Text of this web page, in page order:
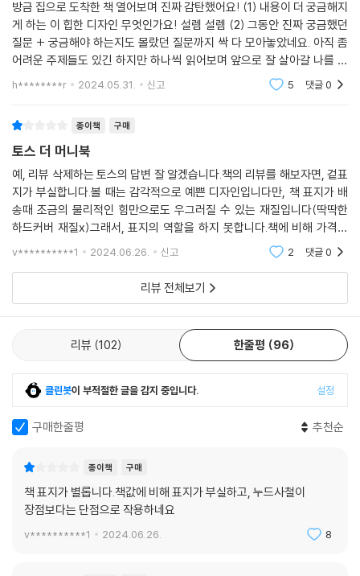
이 밀집돼 있는지를 측정하는 지표이다. 용적률이 높으면 그만큼 빼곡히
아파트가 들어서 있어서 조망권을 갖기 어렵다는 뜻이고, 보통 200% 중
반대가 적당하다고 여겨진다.
세 번째는 층수를 확인한다. 일반적으로 전체 층수의 70~90% 안에 있는
층을 로얄층이라고 한다. 예를 들어 총 20층이라면 14~18층이 로얄층인
도 늘고 있다고 한다. 다만 꼭대기 층의 경우, 천장이 외부와 맞닿아 있어
겨울에 결로가 생기는 등 하자가 있을 수 있다. 그만큼 다른 층보다 가격이
조금 낮게 책정되기도 한다. 이 밖에 누수, 곰팡이, 수압, 난방 등을 기본적
으로 확인하는 것이 좋다.
--- 「‘Q54. 실거주하기 좋은 집은 어떻게 골라야 할까?’」 중에서
해당 매물의 주소를 안다면, 디스코, KB부동산 등 실거래가 정보를 제공하
는 서비스에서 시세를 확인할 수 있다. 이곳에서 해당 부동산 또는 인접 부
동산의 매매와 전월세 실거래가를 확인할 수 있다. 여기서 강조하고 싶은
부분은 전월세 시세뿐 아니라 해당 부동산의 매매 시세까지 파악해야 한다
넘어갔을 때 내 보증금을 모두 돌려받을 확률도 낮아진다. 따라서 해당집
의 시세 대비 자신의 전세 보증금이 60%를 넘어 갈 경우 주의해야 한다.
--- 「‘Q57. 전세 사기 당하지 않으려면 확인할 것은?’」 중에서
Q. 김토스 씨에게 다시 아래의 선택지가 주어졌다. 어떤 상품을 고르는 것
이 유리할까?
상품
② 보험을 중간에 해지하면 한 푼도 돌려주지 않는 상품
선택지만 보면 1번이 유리해 보이겠지만 2번 상품의 보험료가 20~30%
가까이 저렴하다면 어떨까. 2번과 같은 상품을 무해지환급금형 또는 해약
방금 집으로 도착한 책 열어보며 진짜 감탄했어요! (1) 내용이 더 궁금해지
게 하는 이 힙한 디자인 무엇인가요! 설렘 설렘 (2) 그동안 진짜 궁금했던
질문 + 궁금해야 하는지도 몰랐던 질문까지 싹 다 모아놓았네요. 아직 좀
어려운 주제들도 있긴 하지만 하나씩 읽어보며 앞으로 잘 살아갈 나를 위
해 충전할 예정 ??
h********r 2024.05.31. 신고 5 댓글0
종이책 구매
토스 더 머니북
예, 리뷰 삭제하는 토스의 답변 잘 알겠습니다.책의 리뷰를 해보자면, 겉표
지가 부실합니다.볼 때는 감각적으로 예쁜 디자인입니다만, 책 표지가 배
송때 조금의 물리적인 힘만으로도 우그러질 수 있는 재질입니다(딱딱한
하드커버 재질x)그래서, 표지의 역할을 하지 못합니다.책에 비해 가격이
높다는 생각이 드네요^^
v**********1 2024.06.26. 신고 2 댓글0
리뷰 전체보기
리뷰 102 한줄평 96
클린봇이 부적절한 글을 감지 중입니다. 설정
구매한줄평 추천순
종이책 구매
책 표지가 별롭니다.책값에 비해 표지가 부실하고, 누드사철이
장점보다는 단점으로 작용하네요
v**********1 2024.06.26. 8